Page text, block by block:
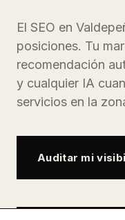
El SEO en
posiciones. Tu
recomendación
y cualquier IA
servicios en la
Auditar mi